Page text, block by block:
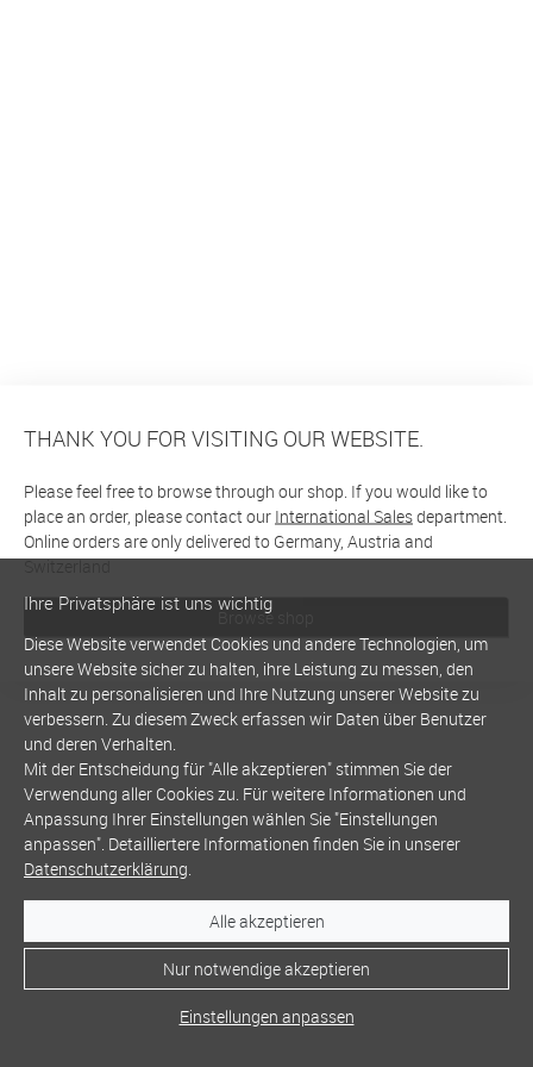
THANK YOU FOR VISITING OUR WEBSITE.
Please feel free to browse through our shop. If you would like to
place an order, please contact our International Salesdepartment.
Online orders are only delivered to Germany, Austria and
Switzerland
Browse shop
Ihre Privatsphäre ist uns wichtig
Diese Website verwendet Cookies und andere Technologien, um
unsere Website sicher zu halten, ihre Leistung zu messen, den
Inhalt zu personalisieren und Ihre Nutzung unserer Website zu
verbessern. Zu diesem Zweck erfassen wir Daten über Benutzer
und deren Verhalten.
Mit der Entscheidung für "Alle akzeptieren" stimmen Sie der
Verwendung aller Cookies zu. Für weitere Informationen und
Anpassung Ihrer Einstellungen wählen Sie "Einstellungen
anpassen". Detailliertere Informationen finden Sie in unserer
Datenschutzerklärung.
Alle akzeptieren
Nur notwendige akzeptieren
Einstellungen anpassen